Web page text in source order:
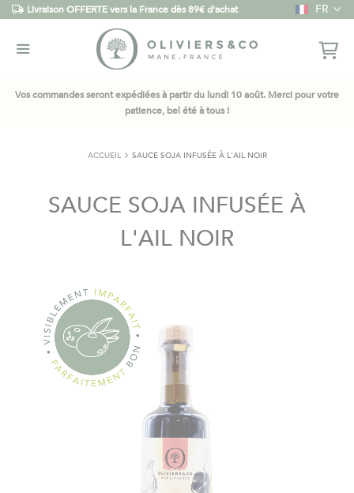
Livraison OFFERTE vers la France dès 89€ d'achat LangueFR
Vos commandes seront expédiées à partir du lundi 10 août. Merci pour votre
patience, bel été à tous !
images
ACCUEIL SAUCE SOJA INFUSÉE À L'AIL NOIR
SAUCE SOJA INFUSÉE À
L'AIL NOIR